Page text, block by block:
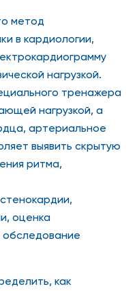
метод
в кардиологии,
нагрузкой.
тренажера
нагрузкой, а
артериальное
выявить скрытую
ритма,
оценка
обследование
как